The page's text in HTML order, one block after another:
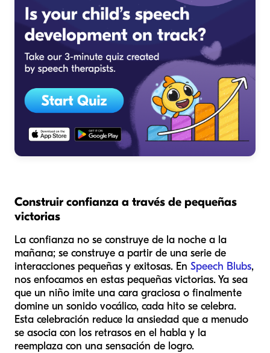
Construir confianza a través de pequeñas
victorias
La confianza no se construye de la noche a la
mañana; se construye a partir de una serie de
interacciones pequeñas y exitosas. En Speech Blubs,
nos enfocamos en estas pequeñas victorias. Ya sea
que un niño imite una cara graciosa o finalmente
domine un sonido vocálico, cada hito se celebra.
Esta celebración reduce la ansiedad que a menudo
se asocia con los retrasos en el habla y la
reemplaza con una sensación de logro.